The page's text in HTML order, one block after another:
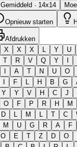
Gemiddeld · 14x14
Opnieuw starten
Afdrukken
X X X L Y U
T R V Q Y I
I A T N U O
I F L H B G
Y Y V H C J
O F P R H M
D L M L T C
M U G R A F
O E T Z D O